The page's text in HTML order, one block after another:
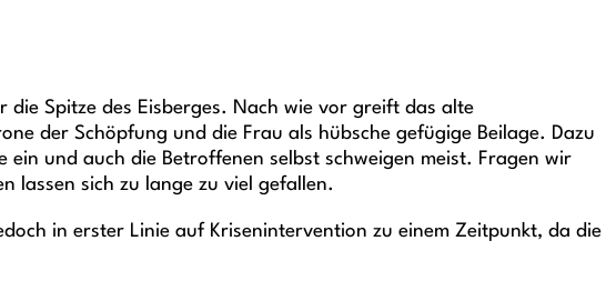
Spitze des Eisberges. Nach wie vor greift das alte
der Schöpfung und die Frau als hübsche gefügige Beilage. Dazu
und auch die Betroffenen selbst schweigen meist. Fragen wir
lassen sich zu lange zu viel gefallen.
in erster Linie auf Krisenintervention zu einem Zeitpunkt, da die